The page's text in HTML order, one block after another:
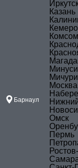
Барнаул
Казань
Москва
Омск
Пермь